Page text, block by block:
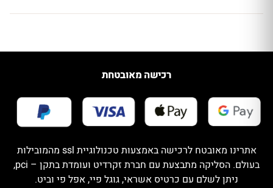
רכישה מאובטחת
אתרינו מאובטח לרכישה באמצעות טכנולוגיית ssl מהמובילות
בעולם. הסליקה מתבצעת עם חברת זקרדיט ועומדת בתקן – pci,
ניתן לשלם עם כרטיס אשראי, גוגל פיי, אפל פי וביט.